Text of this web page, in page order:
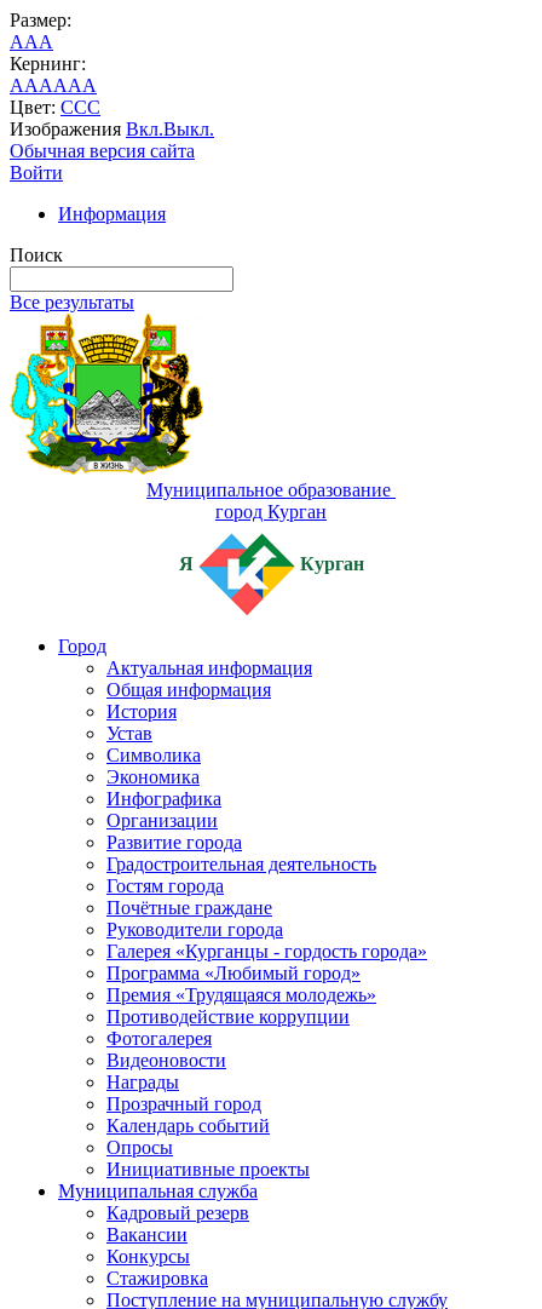
Размер:
AAA
Кернинг:
AAAAAA
Цвет: CCC
Изображения Вкл.Выкл.
Обычная версия сайта
Войти
Информация
Поиск
Все результаты
Муниципальное образование
город Курган
Я Курган
Город
Актуальная информация
Общая информация
История
Устав
Символика
Экономика
Инфографика
Организации
Развитие города
Градостроительная деятельность
Гостям города
Почётные граждане
Руководители города
Галерея «Курганцы - гордость города»
Программа «Любимый город»
Премия «Трудящаяся молодежь»
Противодействие коррупции
Фотогалерея
Видеоновости
Награды
Прозрачный город
Календарь событий
Опросы
Инициативные проекты
Муниципальная служба
Кадровый резерв
Вакансии
Конкурсы
Стажировка
Поступление на муниципальную службу